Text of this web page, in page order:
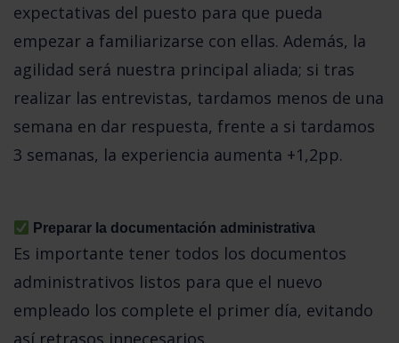
expectativas del puesto para que pueda
empezar a familiarizarse con ellas. Además, la
agilidad será nuestra principal aliada; si tras
realizar las entrevistas, tardamos menos de una
semana en dar respuesta, frente a si tardamos
3 semanas, la experiencia aumenta +1,2pp.
Preparar la documentación administrativa
Es importante tener todos los documentos
administrativos listos para que el nuevo
empleado los complete el primer día, evitando
así retrasos innecesarios.